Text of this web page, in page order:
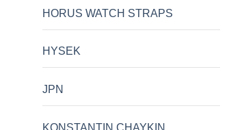
HORUS WATCH STRAPS
HYSEK
JPN